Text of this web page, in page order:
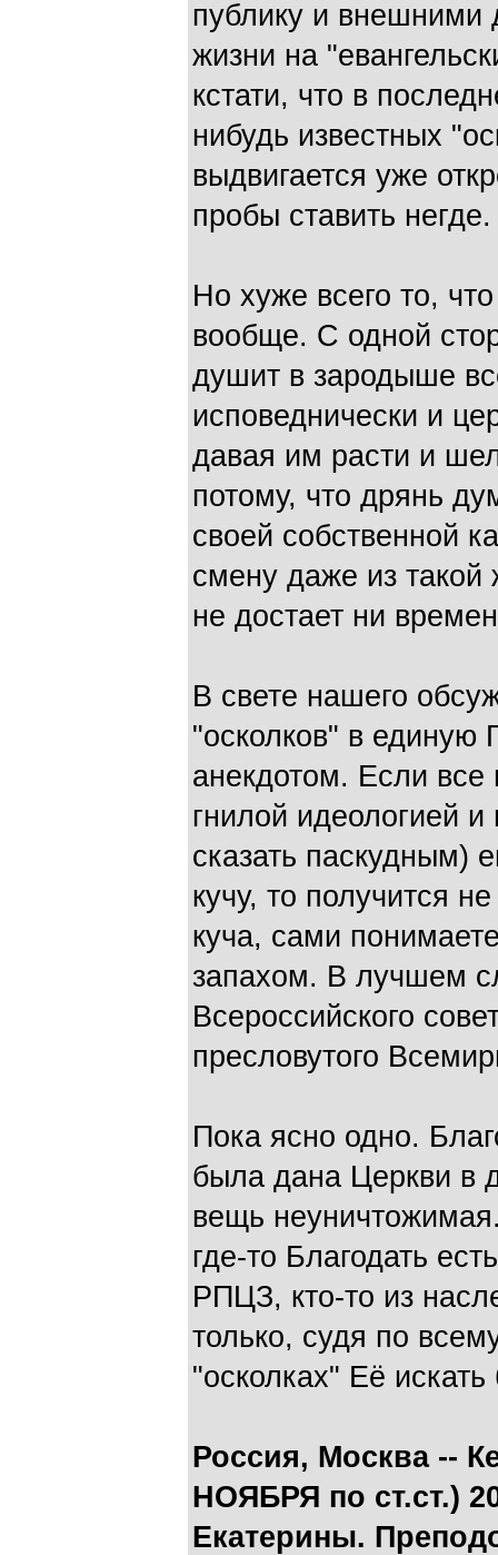
публику и внешними
жизни на
кстати, что в
нибудь известных
выдвигается уже
пробы ставить негде.
Но хуже всего то,
вообще. С одной
душит в зародыше
исповеднически и
давая им расти и
потому, что дрянь
своей собственной
смену даже из
не достает ни
В свете нашего
"осколков" в единую
анекдотом. Если
гнилой идеологией
сказать паскудным)
кучу, то получится
куча, сами
запахом. В лучшем
Всероссийского
пресловутого
Пока ясно одно.
была дана Церкви в
вещь
где-то Благодать
РПЦЗ, кто-то из
только, судя по
"осколках" Её искать
Россия, Москва --
НОЯБРЯ по ст.ст.)
Екатерины.